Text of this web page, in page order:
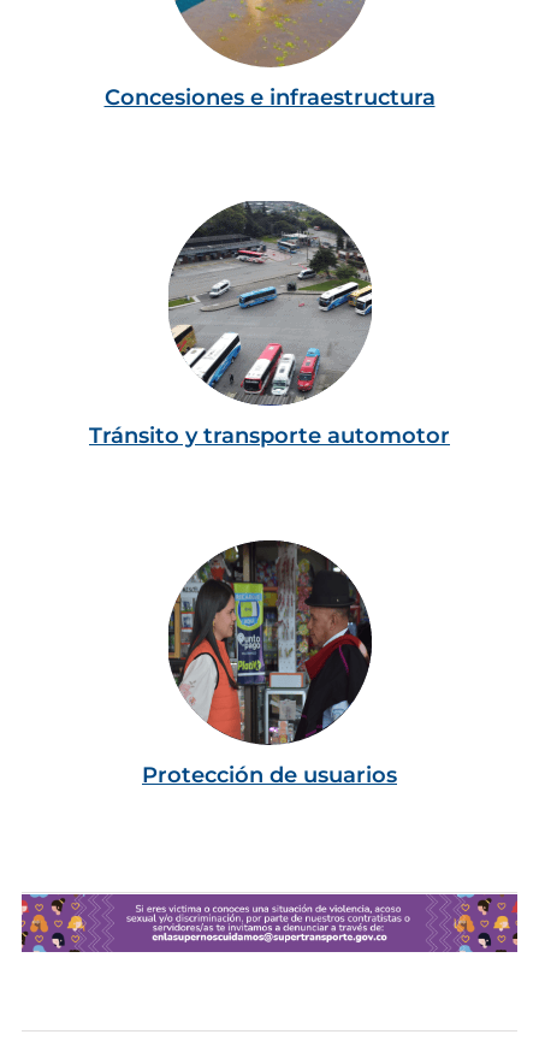
Concesiones e infraestructura
Tránsito y transporte automotor
Protección de usuarios